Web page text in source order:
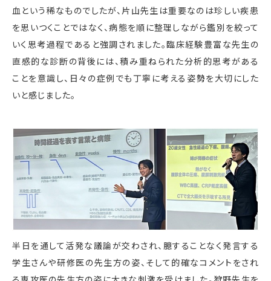
血という稀なものでしたが、片山先生は重要なのは珍しい疾患
を思いつくことではなく、病態を順に整理しながら鑑別を絞って
いく思考過程であると強調されました。臨床経験豊富な先生の
直感的な診断の背後には、積み重ねられた分析的思考がある
ことを意識し、日々の症例でも丁寧に考える姿勢を大切にした
いと感じました。
半日を通して活発な議論が交わされ、臆することなく発言する
学生さんや研修医の先生方の姿、そして的確なコメントをされ